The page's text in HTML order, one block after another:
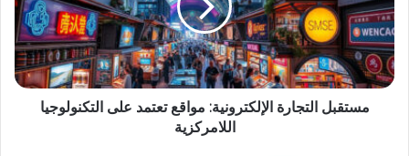
تعتمد
على
التكنولوجيا
اللامركزية
مستقبل التجارة الإلكترونية: مواقع تعتمد على التكنولوجيا
اللامركزية